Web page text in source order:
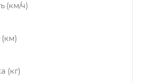
(км/ч)
(кг)